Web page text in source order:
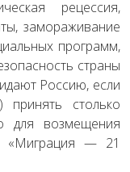
рецессия,
замораживание
программ,
страны
Россию, если
столько
для возмещения
«Миграция — 21